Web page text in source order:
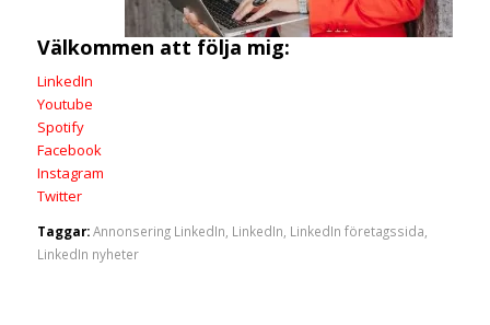
Välkommen att följa mig:
LinkedIn
Youtube
Spotify
Facebook
Instagram
Twitter
Taggar: Annonsering LinkedIn LinkedIn LinkedIn företagssida
LinkedIn nyheter